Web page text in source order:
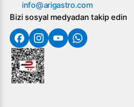
info@arigastro.com
Bizi sosyal medyadan takip edin